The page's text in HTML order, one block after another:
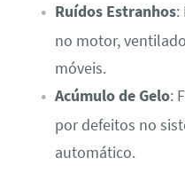
Ruídos Estranhos:
no motor,
móveis.
Acúmulo de Gelo:
por defeitos no
automático.